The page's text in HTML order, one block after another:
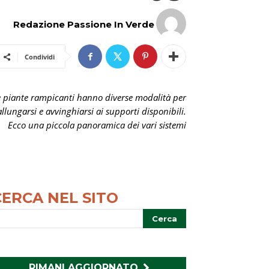
Redazione Passione In Verde
Condividi
piante rampicanti hanno diverse modalità per
e avvinghiarsi ai supporti disponibili.
Ecco una piccola panoramica dei vari sistemi
NEL SITO